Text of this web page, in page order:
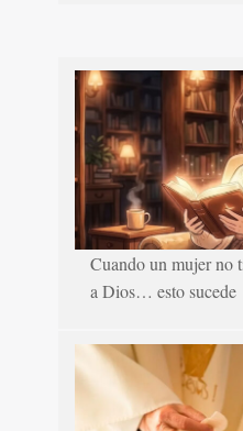
Cuando un mujer no
a Dios… esto sucede